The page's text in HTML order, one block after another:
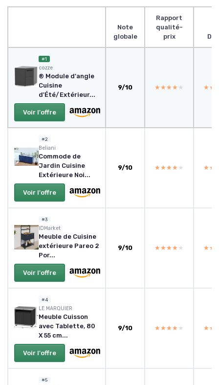
Note
globale
Rapport
qualité-
prix
#1
cozze
® Module d'angle
Cuisine
d'Été/Extérieur...
Voir l'offre
9/10 ★★★★★
★★★★★
#2
Beliani
Commode de
Jardin Cuisine
Extérieure Noi...
Voir l'offre
9/10 ★★★★★
★★★★★
#3
IDMarket
Meuble de Cuisine
extérieure Pareo 2
Por...
Voir l'offre
9/10 ★★★★★
★★★★★
#4
LE MARQUIER
Meuble Cuisson
avec Tablette, 80
X 55 cm...
Voir l'offre
9/10 ★★★★★
★★★★★
#5